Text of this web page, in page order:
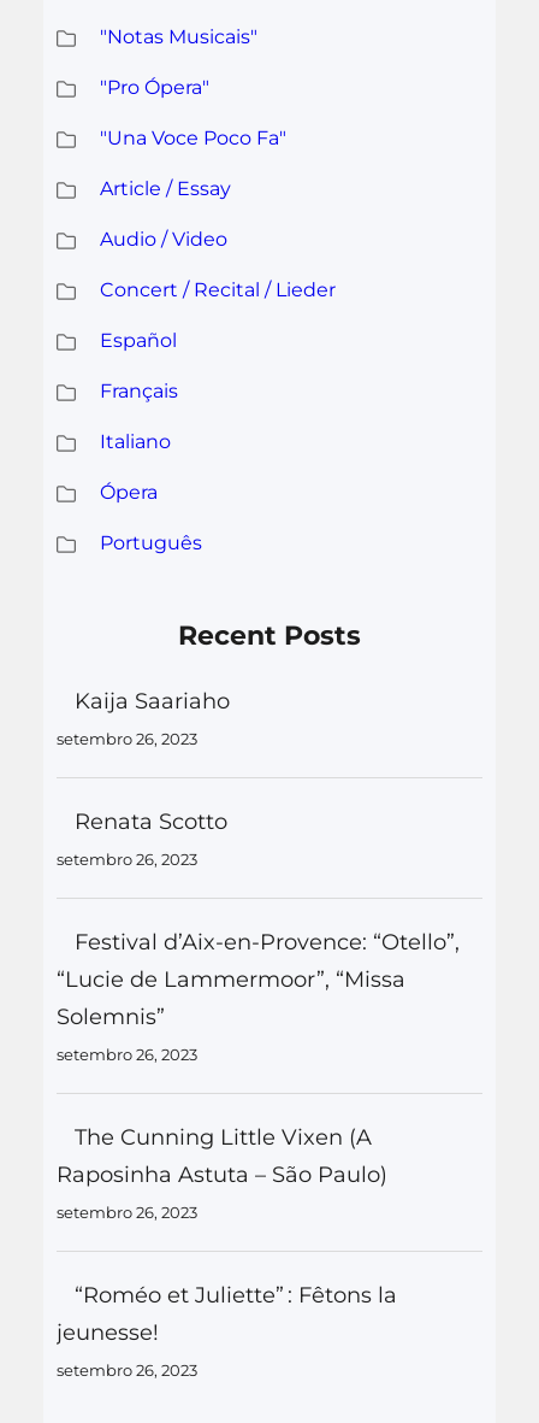
"Notas Musicais"
"Pro Ópera"
"Una Voce Poco Fa"
Article / Essay
Audio / Video
Concert / Recital / Lieder
Español
Français
Italiano
Ópera
Português
Recent Posts
Kaija Saariaho
setembro 26, 2023
Renata Scotto
setembro 26, 2023
Festival d’Aix-en-Provence: “Otello”,
“Lucie de Lammermoor”, “Missa
Solemnis”
setembro 26, 2023
The Cunning Little Vixen (A
Raposinha Astuta – São Paulo)
setembro 26, 2023
“Roméo et Juliette” : Fêtons la
jeunesse!
setembro 26, 2023